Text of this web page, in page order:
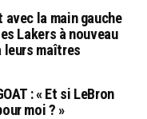
avec la main gauche
Lakers à nouveau
leurs maîtres
: « Et si LeBron
moi ? »